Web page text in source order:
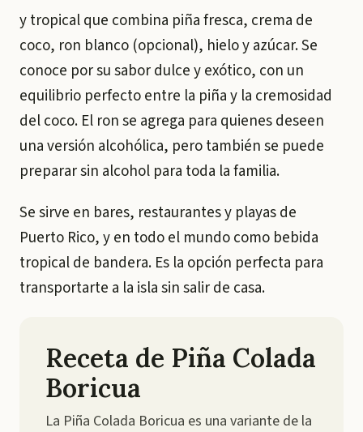
y tropical que combina piña fresca, crema de
coco, ron blanco (opcional), hielo y azúcar. Se
conoce por su sabor dulce y exótico, con un
equilibrio perfecto entre la piña y la cremosidad
del coco. El ron se agrega para quienes deseen
una versión alcohólica, pero también se puede
preparar sin alcohol para toda la familia.
Se sirve en bares, restaurantes y playas de
Puerto Rico, y en todo el mundo como bebida
tropical de bandera. Es la opción perfecta para
transportarte a la isla sin salir de casa.
Receta de Piña Colada
Boricua
La Piña Colada Boricua es una variante de la